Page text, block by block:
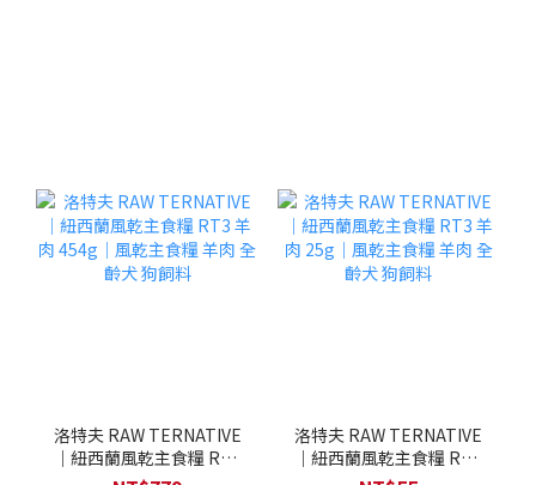
洛特夫 RAW TERNATIVE
｜紐西蘭風乾主食糧 RT3
洛特夫 RAW TERNATIVE
｜紐西蘭風乾主食糧 RT3